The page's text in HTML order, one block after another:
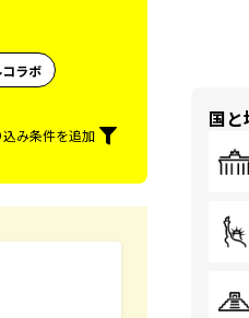
ラボ
み条件を追加
国